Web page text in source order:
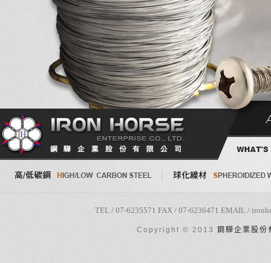
TEL / 07-6235571 FAX / 07-6236471 EMAIL /
Copyright © 2013 鋼驊企業股份